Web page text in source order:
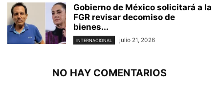
Gobierno de México solicitará a la
FGR revisar decomiso de
bienes...
INTERNACIONAL julio 21, 2026
NO HAY COMENTARIOS